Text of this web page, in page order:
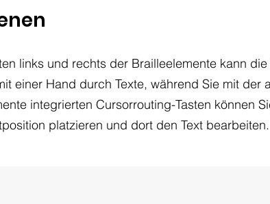
links und rechts der Brailleelemente kann
einer Hand durch Texte, während Sie mit der
integrierten Cursorrouting-Tasten können
platzieren und dort den Text bearbeiten.